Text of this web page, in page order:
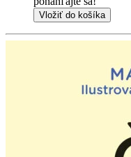
Vložiť do košíka